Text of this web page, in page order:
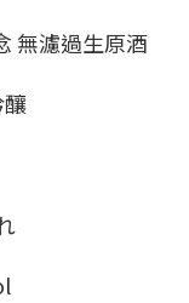
無濾過生原酒